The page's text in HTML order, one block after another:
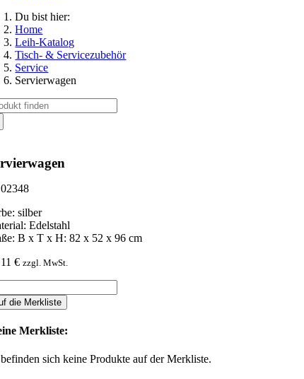
Du bist hier:
Home
Leih-Katalog
Tisch- & Servicezubehör
Service
Servierwagen
silber
Edelstahl
B x T x H: 82 x 52 x 96 cm
€ zzgl. MwSt.
die Merkliste
Merkliste:
sich keine Produkte auf der Merkliste.